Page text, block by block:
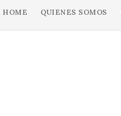
HOME QUIENES SOMOS